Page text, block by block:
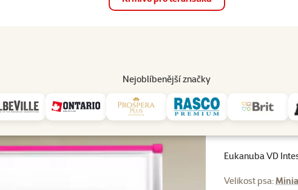
Nejoblíbenější značky
Prodejny Služby
granule pro psy Eukanuba VD Intestinal Formula Dog 12kg
Eukanuba VD
Velikost psa: